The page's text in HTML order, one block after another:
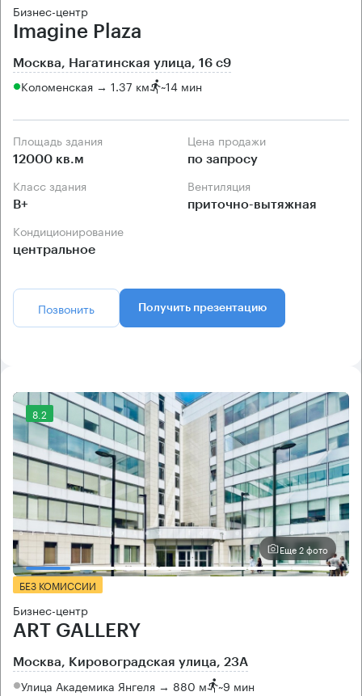
Бизнес-центр
Imagine Plaza
Москва, Нагатинская улица, 16 с9
Коломенская → 1.37 км ~14 мин
Площадь здания
12000 кв.м
Цена продажи
по запросу
Класс здания
B+
Вентиляция
приточно-вытяжная
Кондиционирование
центральное
Позвонить Получить презентацию
8.2
Еще 2 фото
БЕЗ КОМИССИИ
Бизнес-центр
ART GALLERY
Москва, Кировоградская улица, 23А
Улица Академика Янгеля → 880 м ~9 мин